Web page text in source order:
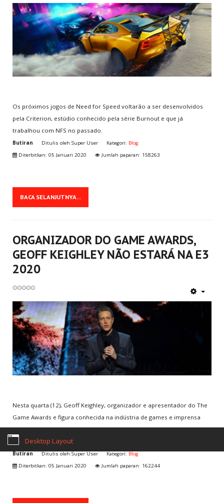
Os próximos jogos de Need for Speed voltarão a ser desenvolvidos
pela Criterion, estúdio conhecido pela série Burnout e que já
trabalhou com NFS no passado.
Butiran Ditulis oleh Super User Kategori: Blog
Diterbitkan: 05 Januari 2020
Jumlah paparan: 158263
BACA SELANJUTNYA...
ORGANIZADOR DO GAME AWARDS,
GEOFF KEIGHLEY NÃO ESTARÁ NA E3
2020
Nesta quarta (12), Geoff Keighley, organizador e apresentador do The
Game Awards e figura conhecida na indústria de games e imprensa
especializada, revelou que não estará na E3 2020, e que não
organizará os paineis do E3 Coliseum.
Butiran Ditulis olehSuper User Kategori:Blog
Diterbitkan: 05 Januari 2020
Jumlah paparan: 162244
MAISJOGADOS
World Cup Penalty
Tennis
Call of Duty 2
MENU DO USUÁRIO
Assinar Plano
Lembrete de Senha
Home
Copyright © 2026. RSC Games. Desenvolvimento byJKAsites
Desktop Layout